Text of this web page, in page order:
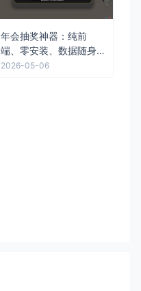
年会抽奖神器：纯前
端、零安装、数据随身
带！
2026-05-06